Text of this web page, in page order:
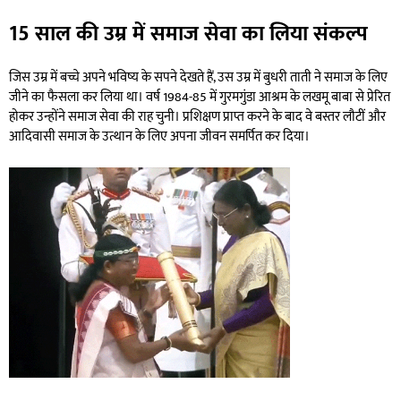
15 साल की उम्र में समाज सेवा का लिया संकल्प
जिस उम्र में बच्चे अपने भविष्य के सपने देखते हैं, उस उम्र में बुधरी ताती ने समाज के लिए
जीने का फैसला कर लिया था। वर्ष 1984-85 में गुरमगुंडा आश्रम के लखमू बाबा से प्रेरित
होकर उन्होंने समाज सेवा की राह चुनी। प्रशिक्षण प्राप्त करने के बाद वे बस्तर लौटीं और
आदिवासी समाज के उत्थान के लिए अपना जीवन समर्पित कर दिया।